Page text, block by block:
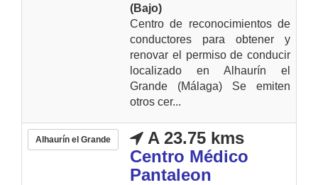
(Bajo)
Centro de reconocimientos de
conductores para obtener y
renovar el permiso de conducir
localizado en Alhaurín el
Grande (Málaga) Se emiten
otros cer...
Alhaurín el Grande
A 23.75 kms
Centro Médico
Pantaleon